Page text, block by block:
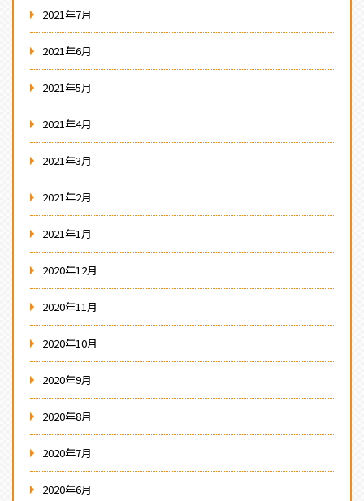
2021年7月
2021年6月
2021年5月
2021年4月
2021年3月
2021年2月
2021年1月
2020年12月
2020年11月
2020年10月
2020年9月
2020年8月
2020年7月
2020年6月